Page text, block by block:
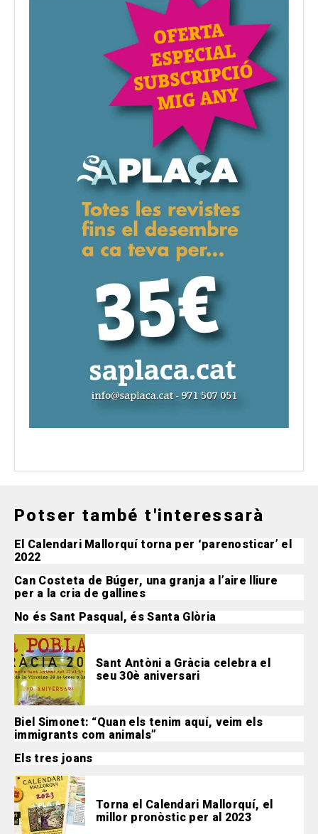
Potser també t'interessarà
El Calendari Mallorquí torna per ‘parenosticar’ el
2022
Can Costeta de Búger, una granja a l’aire lliure
per a la cria de gallines
No és Sant Pasqual, és Santa Glòria
Sant Antòni a Gràcia celebra el
seu 30è aniversari
Biel Simonet: “Quan els tenim aquí, veim els
immigrants com animals”
Els tres joans
Torna el Calendari Mallorquí, el
millor pronòstic per al 2023